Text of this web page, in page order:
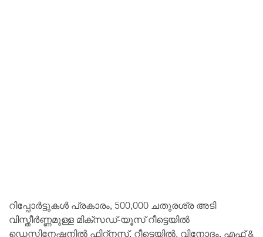
റിപ്പോർട്ടുകൾ പ്രകാരം, 500,000 ചതുരശ്ര അടി
വിസ്തീർണ്ണമുള്ള മിക്സഡ്-യൂസ് റീട്ടെയിൽ